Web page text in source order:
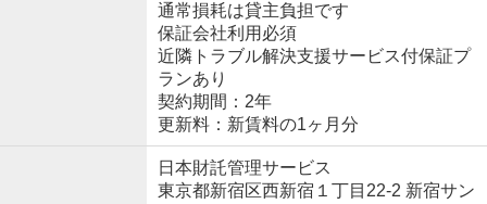
通常損耗は貸主負担です
保証会社利用必須
近隣トラブル解決支援サービス付保証プ
ランあり
契約期間：2年
更新料：新賃料の1ヶ月分
日本財託管理サービス
東京都新宿区西新宿１丁目22-2 新宿サン